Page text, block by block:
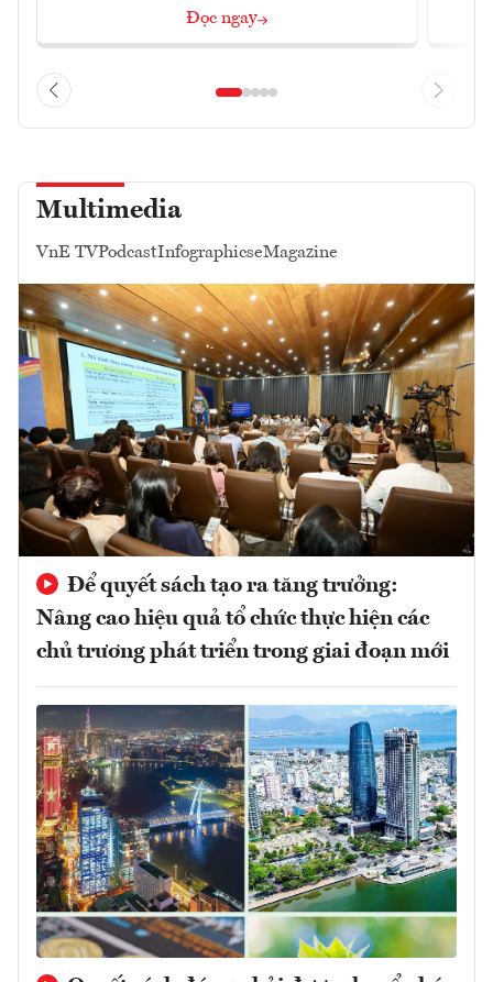
Đọc ngay
Multimedia
VnE TVPodcastInfographicseMagazine
Để quyết sách tạo ra tăng trưởng:
Nâng cao hiệu quả tổ chức thực hiện các
chủ trương phát triển trong giai đoạn mới